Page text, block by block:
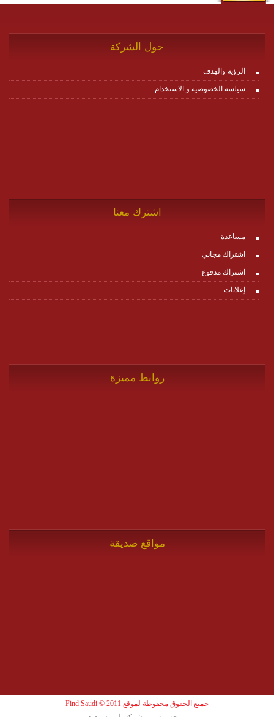
حول الشركة
الرؤية والهدف
سياسة الخصوصية و الاستخدام
اشترك معنا
مساعدة
اشتراك مجاني
اشتراك مدفوع
إعلانات
روابط مميزة
مواقع صديقة
جميع الحقوق محفوظة لموقع Find Saudi © 2011